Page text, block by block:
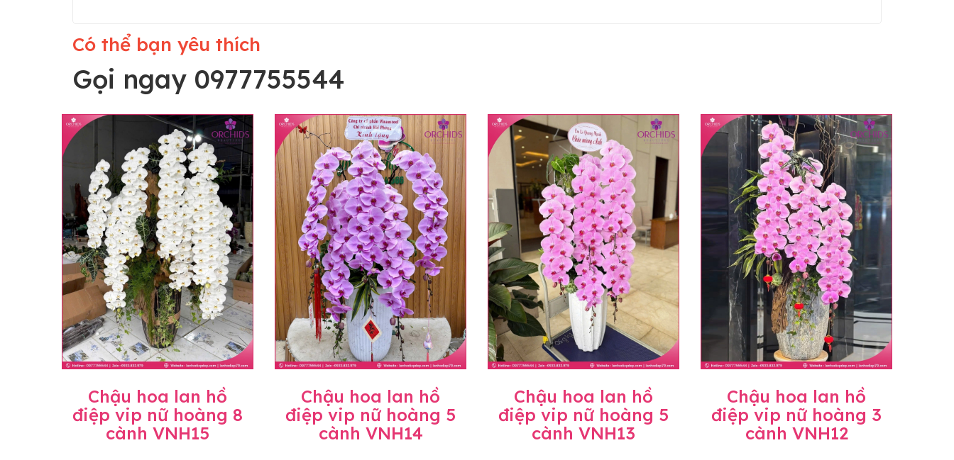
Có thể bạn yêu thích
Gọi ngay 0977755544
Chậu hoa lan hồ
điệp vip nữ hoàng 8
cành VNH15
Chậu hoa lan hồ
điệp vip nữ hoàng 5
cành VNH14
Chậu hoa lan hồ
điệp vip nữ hoàng 5
cành VNH13
Chậu hoa lan hồ
điệp vip nữ hoàng 3
cành VNH12